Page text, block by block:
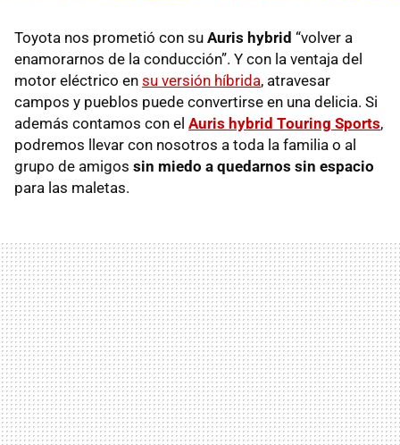
Toyota nos prometió con su Auris hybrid “volver a
enamorarnos de la conducción”. Y con la ventaja del
motor eléctrico en su versión híbrida, atravesar
campos y pueblos puede convertirse en una delicia. Si
además contamos con el Auris hybrid Touring Sports,
podremos llevar con nosotros a toda la familia o al
grupo de amigos sin miedo a quedarnos sin espacio
para las maletas.